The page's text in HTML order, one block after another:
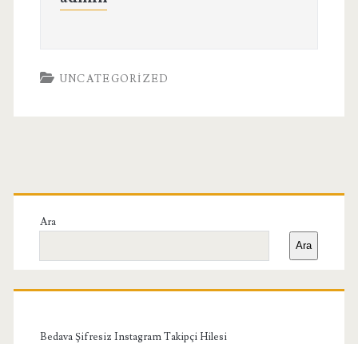
UNCATEGORIZED
Birincil
Yan
Menü
Ara
Ara
Bedava Şifresiz Instagram Takipçi Hilesi